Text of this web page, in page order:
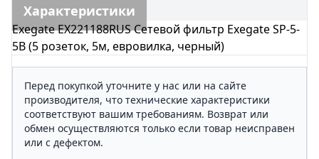
Характеристики
Exegate EX221188RUS Сетевой фильтр Exegate SP-5-
5B (5 розеток, 5м, евровилка, черный)
Перед покупкой уточните у нас или на сайте
производителя, что технические характеристики
соответствуют вашим требованиям. Возврат или
обмен осуществляются только если товар неисправен
или с дефектом.